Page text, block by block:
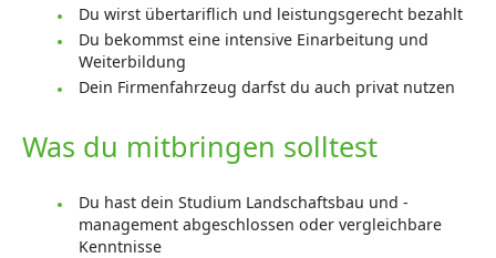
Du wirst übertariflich und leistungsgerecht bezahlt
Du bekommst eine intensive Einarbeitung und
Weiterbildung
Dein Firmenfahrzeug darfst du auch privat nutzen
Was du mitbringen solltest
Du hast dein Studium Landschaftsbau und -
management abgeschlossen oder vergleichbare
Kenntnisse